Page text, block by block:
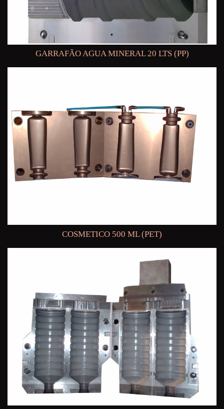
GARRAFÃO AGUA MINERAL 20 LTS (PP)
COSMETICO 500 ML (PET)